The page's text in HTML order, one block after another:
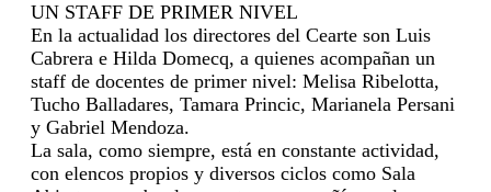
UN STAFF DE PRIMER NIVEL
En la actualidad los directores del Cearte son Luis
Cabrera e Hilda Domecq, a quienes acompañan un
staff de docentes de primer nivel: Melisa Ribelotta,
Tucho Balladares, Tamara Princic, Marianela Persani
y Gabriel Mendoza.
La sala, como siempre, está en constante actividad,
con elencos propios y diversos ciclos como Sala